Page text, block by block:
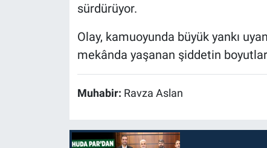
sürdürüyor.
Olay, kamuoyunda büyük yankı
mekânda yaşanan şiddetin
Muhabir: Ravza Aslan